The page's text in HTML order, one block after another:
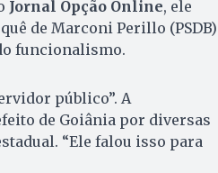
Jornal Opção Online, ele
de Marconi Perillo (PSDB)
funcionalismo.
público”. A
de Goiânia por diversas
“Ele falou isso para